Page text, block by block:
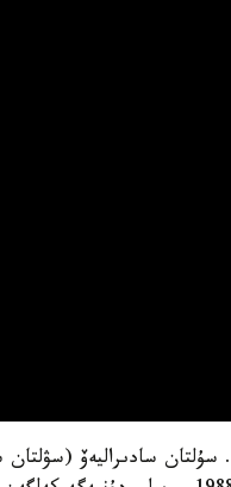
. سۇلتان سادىراليەۆ (سۋلتان